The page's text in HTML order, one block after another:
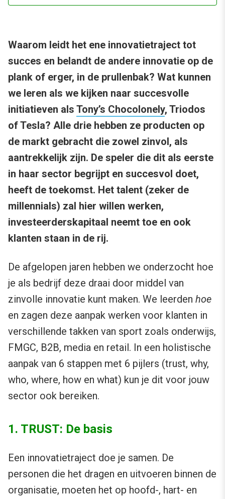
Waarom leidt het ene innovatietraject tot
succes en belandt de andere innovatie op de
plank of erger, in de prullenbak? Wat kunnen
we leren als we kijken naar succesvolle
initiatieven als Tony’s Chocolonely, Triodos
of Tesla? Alle drie hebben ze producten op
de markt gebracht die zowel zinvol, als
aantrekkelijk zijn. De speler die dit als eerste
in haar sector begrijpt en succesvol doet,
heeft de toekomst. Het talent (zeker de
millennials) zal hier willen werken,
investeerderskapitaal neemt toe en ook
klanten staan in de rij.
De afgelopen jaren hebben we onderzocht hoe
je als bedrijf deze draai door middel van
zinvolle innovatie kunt maken. We leerden hoe
en zagen deze aanpak werken voor klanten in
verschillende takken van sport zoals onderwijs,
FMGC, B2B, media en retail. In een holistische
aanpak van 6 stappen met 6 pijlers (trust, why,
who, where, how en what) kun je dit voor jouw
sector ook bereiken.
1. TRUST: De basis
Een innovatietraject doe je samen. De
personen die het dragen en uitvoeren binnen de
organisatie, moeten het op hoofd-, hart- en